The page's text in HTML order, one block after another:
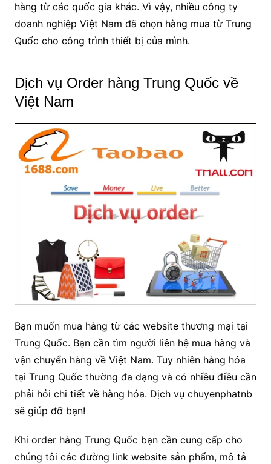
hàng từ các quốc gia khác. Vì vậy, nhiều công ty
doanh nghiệp Việt Nam đã chọn hàng mua từ Trung
Quốc cho công trình thiết bị của mình.
Dịch vụ Order hàng Trung Quốc về
Việt Nam
Bạn muốn mua hàng từ các website thương mại tại
Trung Quốc. Bạn cần tìm người liên hệ mua hàng và
vận chuyển hàng về Việt Nam. Tuy nhiên hàng hóa
tại Trung Quốc thường đa dạng và có nhiều điều cần
phải hỏi chi tiết về hàng hóa. Dịch vụ chuyenphatnb
sẽ giúp đỡ bạn!
Khi order hàng Trung Quốc bạn cần cung cấp cho
chúng tôi các đường link website sản phẩm, mô tả